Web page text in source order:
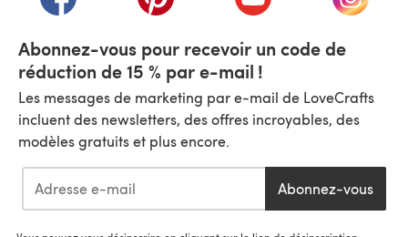
Abonnez-vous pour recevoir un code de
réduction de 15 % par e-mail !
Les messages de marketing par e-mail de LoveCrafts
incluent des newsletters, des offres incroyables, des
modèles gratuits et plus encore.
Abonnez-vous